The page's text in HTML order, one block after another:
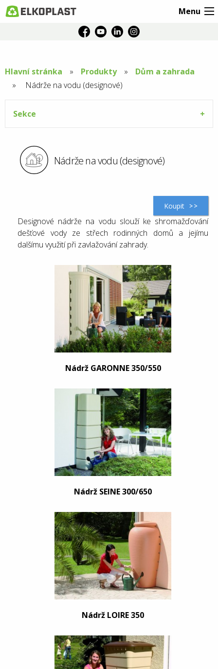
Menu
Hlavní stránka Produkty
Dům a zahrada
Aktuální
stránka:
Nádrže na vodu (designové)
Sekce
Nádrže na vodu (designové)
Koupit
Designové nádrže na vodu slouží ke shromažďování
dešťové vody ze střech rodinných domů a jejímu
dalšímu využití při zavlažování zahrady.
Nádrž GARONNE 350/550
Nádrž SEINE 300/650
Nádrž LOIRE 350